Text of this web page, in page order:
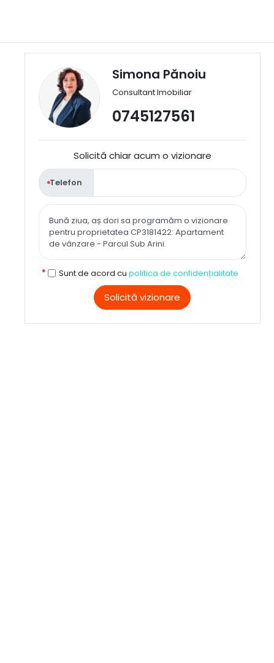
Simona Pănoiu
Consultant Imobiliar
0745127561
Solicită chiar acum o vizionare
Telefon
Sunt de acord cu politica de confidențialitate
Solicită vizionare